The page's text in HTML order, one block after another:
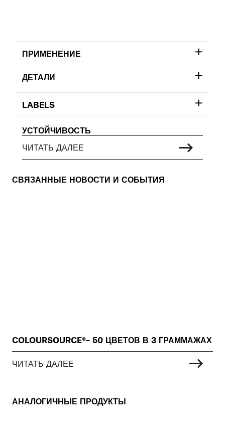
ПРИМЕНЕНИЕ
ДЕТАЛИ
LABELS
УСТОЙЧИВОСТЬ
ЧИТАТЬ ДАЛЕЕ
СВЯЗАННЫЕ НОВОСТИ И СОБЫТИЯ
COLOURSOURCE®– 50 ЦВЕТОВ В 3 ГРАММАЖАХ
ЧИТАТЬ ДАЛЕЕ
АНАЛОГИЧНЫЕ ПРОДУКТЫ